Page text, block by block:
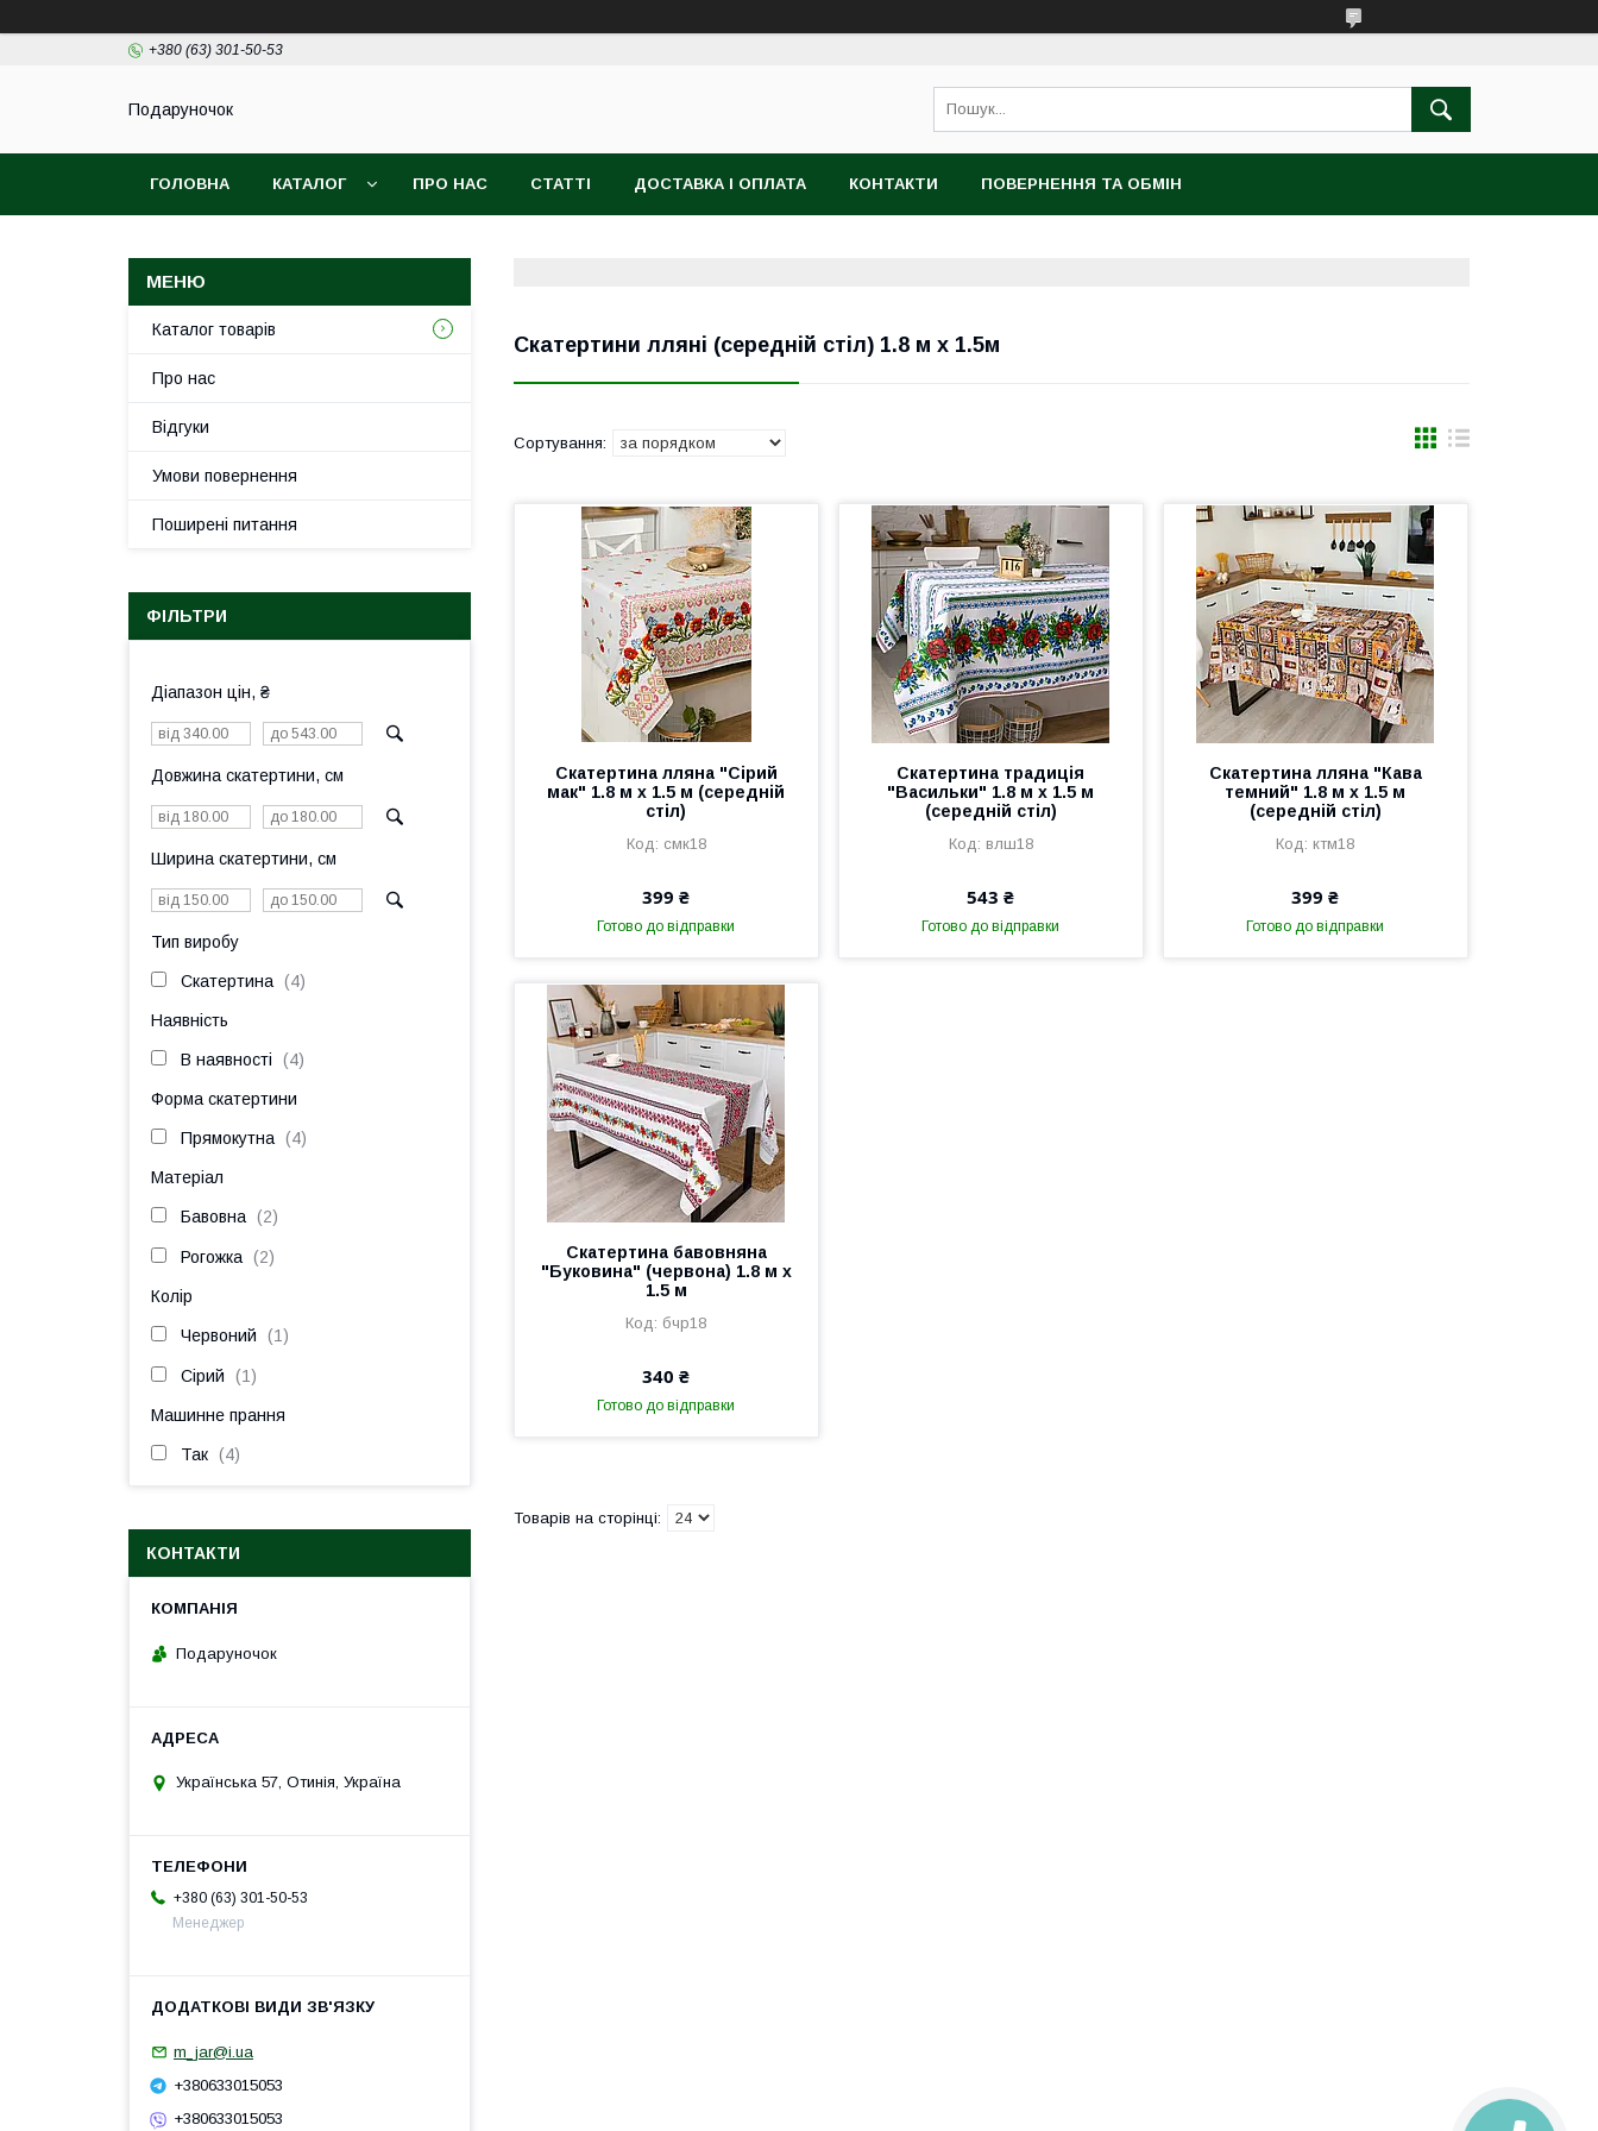
+380 (63) 301-50-53
Подаруночок
ГОЛОВНА КАТАЛОГ ПРО НАС СТАТТІ ДОСТАВКА І ОПЛАТА КОНТАКТИ ПОВЕРНЕННЯ ТА ОБМІН
Скатертини лляні (середній стіл) 1.8 м х 1.5м
Скатертина лляна "Сірий
мак" 1.8 м х 1.5 м (середній
стіл)
смк18
399 ₴
Готово до відправки
Скатертина традиція
"Васильки" 1.8 м х 1.5 м
(середній стіл)
влш18
543 ₴
Готово до відправки
Скатертина лляна "Кава
темний" 1.8 м х 1.5 м
(середній стіл)
ктм18
399 ₴
Готово до відправки
Скатертина бавовняна
"Буковина" (червона) 1.8 м х
1.5 м
бчр18
340 ₴
Готово до відправки
Каталог товарів
Про нас
Відгуки
Умови повернення
Поширені питання
ФІЛЬТРИ
Діапазон цін, ₴
Довжина скатертини, см
Ширина скатертини, см
Тип виробу
Скатертина 4
Наявність
В наявності 4
Форма скатертини
Прямокутна 4
Матеріал
Бавовна 2
Рогожка 2
Колір
Червоний 1
Сірий 1
Машинне прання
Так 4
КОНТАКТИ
Подаруночок
Українська 57, Отинія, Україна
+380 (63) 301-50-53
Менеджер
m_jar@i.ua
+380633015053
+380633015053